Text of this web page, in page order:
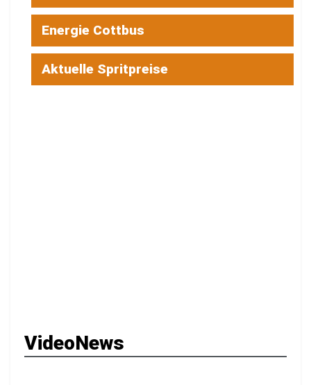
Energie Cottbus
Aktuelle Spritpreise
VideoNews